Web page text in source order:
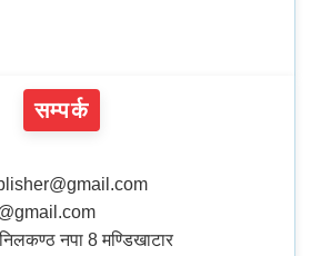
सम्पर्क
नपा 8 मण्डिखाटार